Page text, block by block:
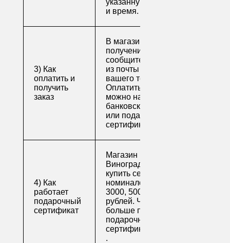
и время.
3) Как
оплатить и
получить
заказ
В магазине для
получения заказа
сообщите его номер
из почты или номер
вашего телефона.
Оплатить заказ
можно наличными,
банковской картой
или подарочным
сертификатом.
4) Как
работает
подарочный
сертификат
Магазин напитков
Виноград предлагает
купить сертификаты
номиналом 500, 1000,
3000, 5000 и 10000
рублей. Читайте
больше про
подарочные
сертификаты
.